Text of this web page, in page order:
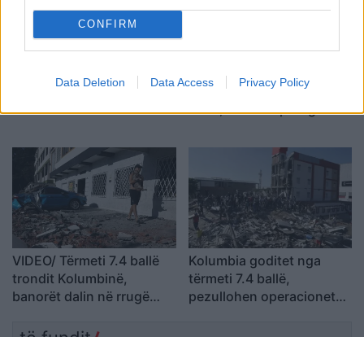
CONFIRM
Data Deletion Data Access Privacy Policy
FOTO/ Tërmeti 7.4 ballë
godet Kolumbinë, numri i
viktimave arrin në 26.
ndërtesa, dyshohet për
persona nën rrënoja
Zbardhet skema pas
sulmit ndaj gazetarit të
RAI-t, vihet në pranga
në kërkim
VIDEO/ Tërmeti 7.4 ballë
trondit Kolumbinë,
banorët dalin në rrugë
dëmtime
Kolumbia goditet nga
tërmeti 7.4 ballë,
pezullohen operacionet